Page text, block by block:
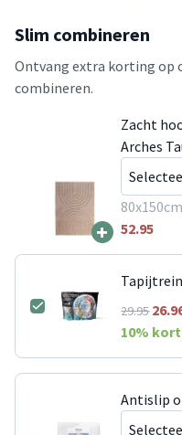
Slim combineren
Ontvang extra korting op
combineren.
+
Zacht
Arches
80x150cm
52.95
29.95
10%
Antislip